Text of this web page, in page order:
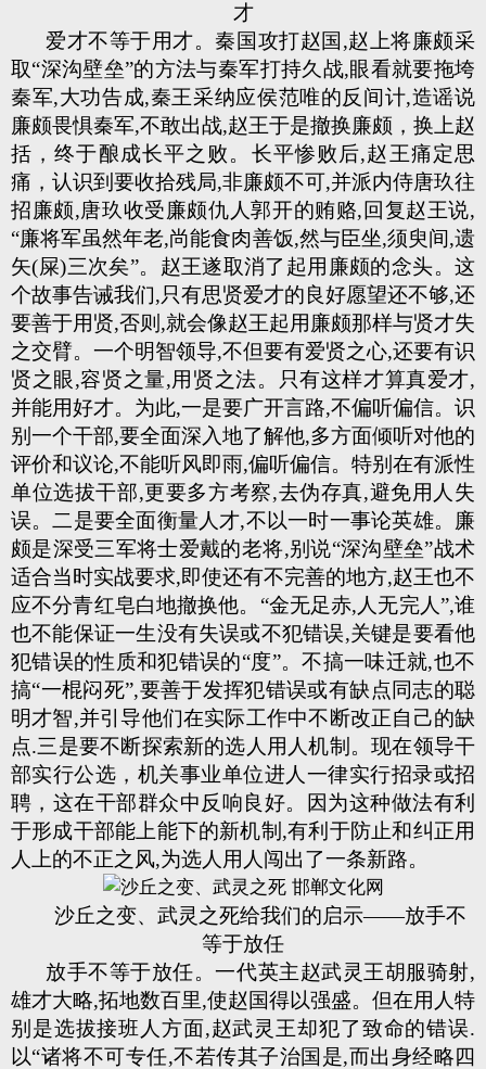
才
爱才不等于用才。秦国攻打赵国,赵上将廉颇采
取“深沟壁垒”的方法与秦军打持久战,眼看就要拖垮
秦军,大功告成,秦王采纳应侯范唯的反间计,造谣说
廉颇畏惧秦军,不敢出战,赵王于是撤换廉颇，换上赵
括，终于酿成长平之败。长平惨败后,赵王痛定思
痛，认识到要收拾残局,非廉颇不可,并派内侍唐玖往
招廉颇,唐玖收受廉颇仇人郭开的贿赂,回复赵王说,
“廉将军虽然年老,尚能食肉善饭,然与臣坐,须臾间,遗
矢(屎)三次矣”。赵王遂取消了起用廉颇的念头。这
个故事告诫我们,只有思贤爱才的良好愿望还不够,还
要善于用贤,否则,就会像赵王起用廉颇那样与贤才失
之交臂。一个明智领导,不但要有爱贤之心,还要有识
贤之眼,容贤之量,用贤之法。只有这样才算真爱才,
并能用好才。为此,一是要广开言路,不偏听偏信。识
别一个干部,要全面深入地了解他,多方面倾听对他的
评价和议论,不能听风即雨,偏听偏信。特别在有派性
单位选拔干部,更要多方考察,去伪存真,避免用人失
误。二是要全面衡量人才,不以一时一事论英雄。廉
颇是深受三军将士爱戴的老将,别说“深沟壁垒”战术
适合当时实战要求,即使还有不完善的地方,赵王也不
应不分青红皂白地撤换他。“金无足赤,人无完人”,谁
也不能保证一生没有失误或不犯错误,关键是要看他
犯错误的性质和犯错误的“度”。不搞一味迁就,也不
搞“一棍闷死”,要善于发挥犯错误或有缺点同志的聪
明才智,并引导他们在实际工作中不断改正自己的缺
点.三是要不断探索新的选人用人机制。现在领导干
部实行公选，机关事业单位进人一律实行招录或招
聘，这在干部群众中反响良好。因为这种做法有利
于形成干部能上能下的新机制,有利于防止和纠正用
人上的不正之风,为选人用人闯出了一条新路。
沙丘之变、武灵之死给我们的启示——放手不
等于放任
放手不等于放任。一代英主赵武灵王胡服骑射,
雄才大略,拓地数百里,使赵国得以强盛。但在用人特
别是选拔接班人方面,赵武灵王却犯了致命的错误.
以“诸将不可专任,不若传其子治国是,而出身经略四